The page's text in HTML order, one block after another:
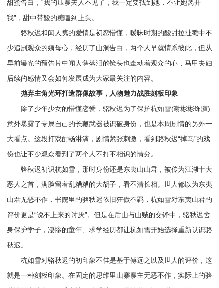
甜蜜告白，“我的压寨夫人不见了，我一定要找到她，不让她离开
我”，甜中带酸的糖嗑到上头。
骆秋迟和闻人隽的爱情是初恋懵懂，暧昧时期的酸甜拉扯戳中不
少追剧观众的姨母心，经历了山洞告白，两个人早就情系彼此，但从
早前曝光的预告片中闻人隽落泪的镜头也牵动着观众的心，马甲夫妇
后续的感情又会如何发展成为大家最关注的内容。
抛弃主角光环打造群像故事，人物魅力战胜刻板印象
除了少年少女的懵懂恋爱，骆秋迟为了保护杭如雪(谢彬彬饰演)
意外暴露了专属自己的长鞭武器被识破身份，也是本周剧情的另外一
大看点。这段打戏酣畅淋漓，剧情紧张刺激，看到骆秋迟“掉马”的戏
份也让不少观众看到了两个人不打不相识的情分。
骆秋迟初识杭如雪，那时身份还是东夷山山君，被传为江湖十大
恶人之首，满脸留着乱糟糟的大胡子，看不清长相。世人都以为东夷
山君无恶不作，书院里的骆秋迟依旧狂傲不羁，杭如雪对东夷山君的
评价更是“说不上来的讨厌”。但是在后山与山贼的交锋中，骆秋迟舍
身保护学子，凄惨的童年、求学经历都让杭如雪开始选择重新认识骆
秋迟。
杭如雪对骆秋迟的初印象不佳是基于傅远之以及世人的评价，这
就是一种刻板印象。在固定的思维里山寨寨主无恶不作，实际上的骆